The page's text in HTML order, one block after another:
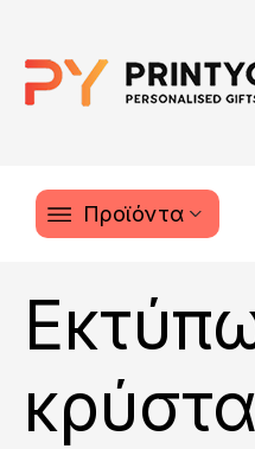
Προϊόντα